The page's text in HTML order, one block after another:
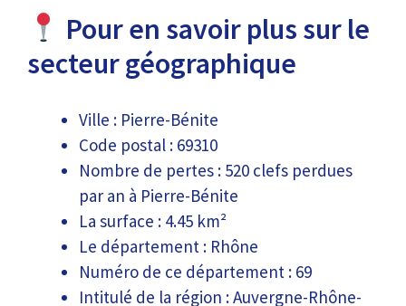
Pour en savoir plus sur le
secteur géographique
Ville : Pierre-Bénite
Code postal : 69310
Nombre de pertes : 520 clefs perdues
par an à Pierre-Bénite
La surface : 4.45 km²
Le département : Rhône
Numéro de ce département : 69
Intitulé de la région : Auvergne-Rhône-